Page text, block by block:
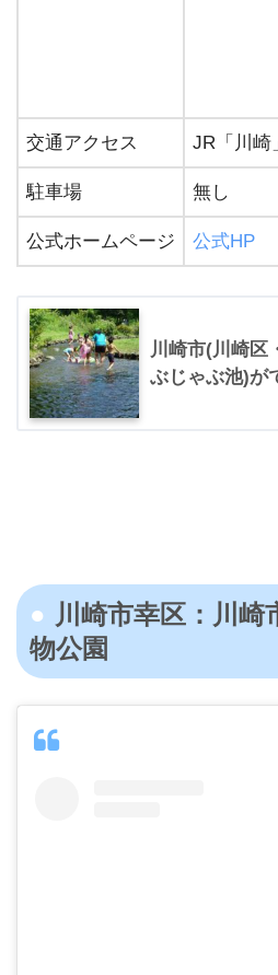
交通アクセス JR「川崎
駐車場 無し
公式ホームページ 公式HP
川崎市(川崎区
ぶじゃぶ池)が
川崎市幸区：川崎
物公園